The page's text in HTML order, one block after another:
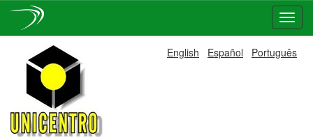
navigation
English Español Português